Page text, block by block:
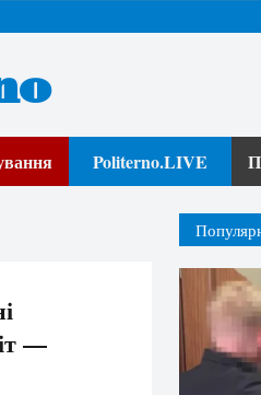
Politerno.LIVE
—